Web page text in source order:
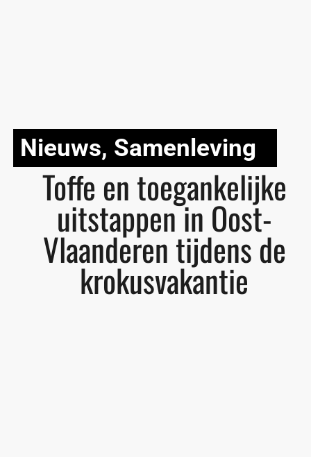
Nieuws, Samenleving
Toffe en toegankelijke
uitstappen in Oost-
Vlaanderen tijdens de
krokusvakantie